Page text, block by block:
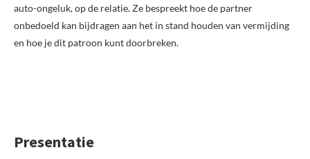
auto-ongeluk, op de relatie. Ze bespreekt hoe de partner
onbedoeld kan bijdragen aan het in stand houden van vermijding
en hoe je dit patroon kunt doorbreken.
Presentatie